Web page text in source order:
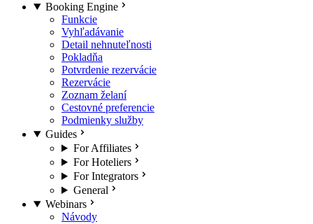
Booking Engine
Funkcie
Vyhľadávanie
Detail nehnuteľnosti
Pokladňa
Potvrdenie rezervácie
Rezervácie
Zoznam želaní
Cestovné preferencie
Podmienky služby
Guides
For Affiliates
For Hoteliers
For Integrators
General
Webinars
Návody